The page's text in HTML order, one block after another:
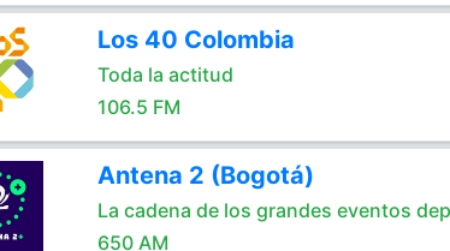
Los 40 Colombia
Toda la actitud
106.5 FM
Antena 2 (Bogotá)
La cadena de los grandes eventos
650 AM